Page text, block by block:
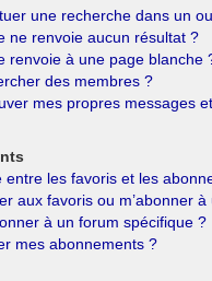
une recherche dans un
ne renvoie aucun résultat ?
renvoie à une page blanche
des membres ?
mes propres messages
entre les favoris et les
aux favoris ou m’abonner
à un forum spécifique ?
mes abonnements ?